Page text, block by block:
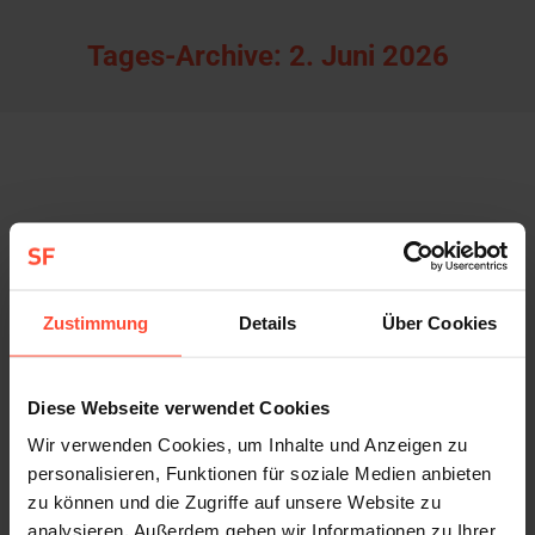
Zustimmung Details Über Cookies
Diese Webseite verwendet Cookies
Wir verwenden Cookies, um Inhalte und Anzeigen zu
personalisieren, Funktionen für soziale Medien anbieten
zu können und die Zugriffe auf unsere Website zu
analysieren. Außerdem geben wir Informationen zu Ihrer
Tages-Archive: 2. Juni 2026
Smart oder Premium? Der HES denkt die Zustellung